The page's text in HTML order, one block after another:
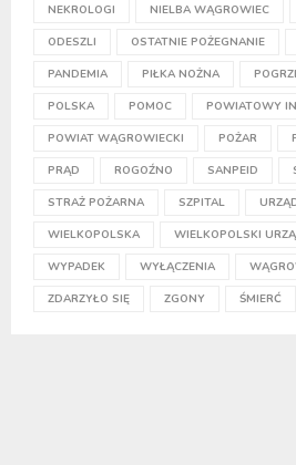
NEKROLOGI NIELBA WĄGROWIEC
ODESZLI OSTATNIE POŻEGNANIE
PANDEMIA PIŁKA NOŻNA
POLSKA POMOC POWIATOWY
POWIAT WĄGROWIECKI POŻAR
PRĄD ROGOŹNO SANPEID
STRAŻ POŻARNA SZPITAL
WIELKOPOLSKA WIELKOPOLSKI
WYPADEK WYŁĄCZENIA
ZDARZYŁO SIĘ ZGONY ŚMIERĆ